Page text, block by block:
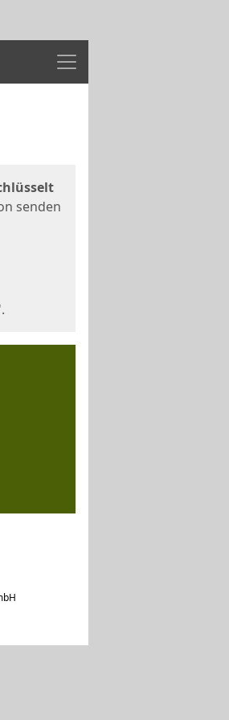
Menü
senden